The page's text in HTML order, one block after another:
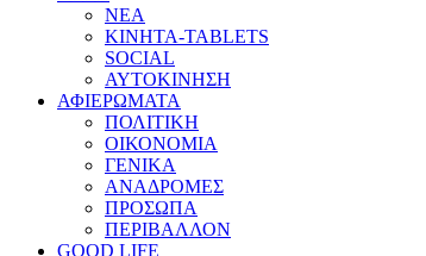
ΝΕΑ
ΚΙΝΗΤΑ-TABLETS
SOCIAL
ΑΥΤΟΚΙΝΗΣΗ
ΑΦΙΕΡΩΜΑΤΑ
ΠΟΛΙΤΙΚΗ
ΟΙΚΟΝΟΜΙΑ
ΓΕΝΙΚΑ
ΑΝΑΔΡΟΜΕΣ
ΠΡΟΣΩΠΑ
ΠΕΡΙΒΑΛΛΟΝ
GOOD LIFE